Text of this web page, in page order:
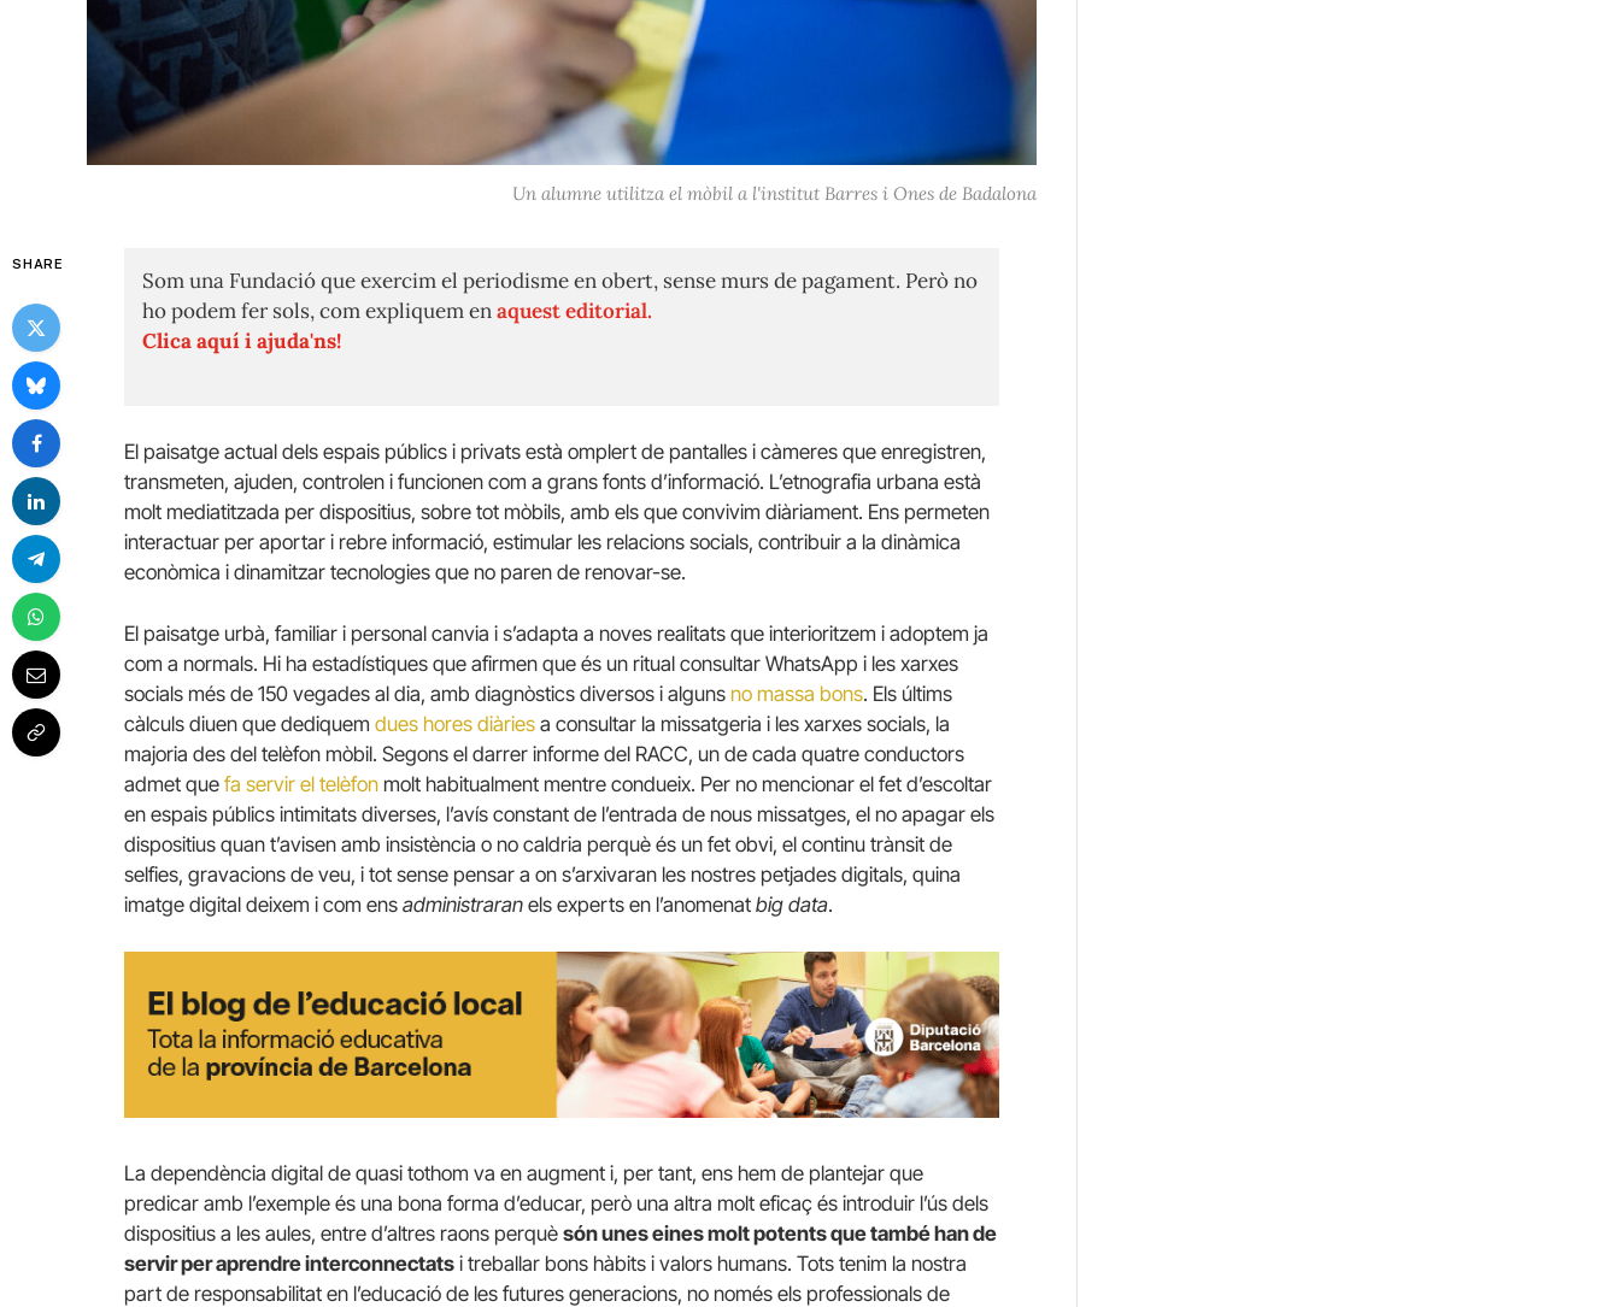
Un alumne utilitza el mòbil a l'institut Barres i Ones de Badalona
SHARE
Som una Fundació que exercim el periodisme en obert, sense murs de pagament. Però no
ho podem fer sols, com expliquem enaquest editorial.
Clica aquí i ajuda'ns!
El paisatge actual dels espais públics i privats està omplert de pantalles i càmeres que enregistren,
transmeten, ajuden, controlen i funcionen com a grans fonts d’informació. L’etnografia urbana està
molt mediatitzada per dispositius, sobre tot mòbils, amb els que convivim diàriament. Ens permeten
interactuar per aportar i rebre informació, estimular les relacions socials, contribuir a la dinàmica
econòmica i dinamitzar tecnologies que no paren de renovar-se.
El paisatge urbà, familiar i personal canvia i s’adapta a noves realitats que interioritzem i adoptem ja
com a normals. Hi ha estadístiques que afirmen que és un ritual consultar WhatsApp i les xarxes
socials més de 150 vegades al dia, amb diagnòstics diversos i alguns no massa bons. Els últims
càlculs diuen que dediquem dues hores diàries a consultar la missatgeria i les xarxes socials, la
majoria des del telèfon mòbil. Segons el darrer informe del RACC, un de cada quatre conductors
admet que fa servir el telèfon molt habitualment mentre condueix. Per no mencionar el fet d’escoltar
en espais públics intimitats diverses, l’avís constant de l’entrada de nous missatges, el no apagar els
dispositius quan t’avisen amb insistència o no caldria perquè és un fet obvi, el continu trànsit de
selfies, gravacions de veu, i tot sense pensar a on s’arxivaran les nostres petjades digitals, quina
imatge digital deixem i com ens administraran els experts en l’anomenat big data.
La dependència digital de quasi tothom va en augment i, per tant, ens hem de plantejar que
predicar amb l’exemple és una bona forma d’educar, però una altra molt eficaç és introduir l’ús dels
dispositius a les aules, entre d’altres raons perquè són unes eines molt potents que també han de
servir per aprendre interconnectats i treballar bons hàbits i valors humans. Tots tenim la nostra
part de responsabilitat en l’educació de les futures generacions, no només els professionals de